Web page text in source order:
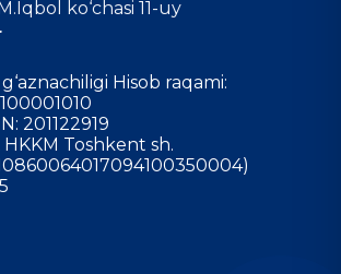
ko‘chasi 11-uy
Hisob raqami:
201122919
Toshkent sh.